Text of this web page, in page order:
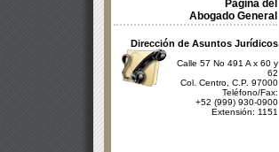
Página del
Abogado General
Dirección de Asuntos Jurídicos
Calle 57 No 491 A x 60 y
62
Col. Centro, C.P. 97000
Teléfono/Fax:
+52 (999) 930-0900
Extensión: 1151